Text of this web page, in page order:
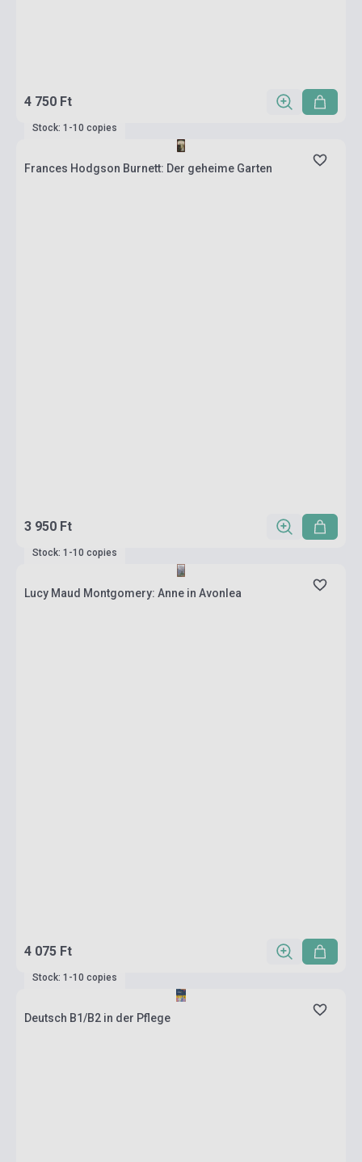
4 750 Ft
Stock: 1-10 copies
Frances Hodgson Burnett: Der geheime Garten
3 950 Ft
Stock: 1-10 copies
Lucy Maud Montgomery: Anne in Avonlea
4 075 Ft
Stock: 1-10 copies
Deutsch B1/B2 in der Pflege